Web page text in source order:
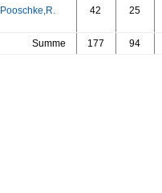
Pooschke,R. 42 25
Summe 177 94